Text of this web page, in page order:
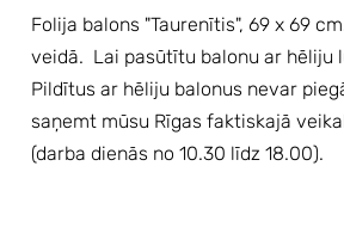
Folija balons "Taurenītis", 69 x 69
veidā. Lai pasūtītu balonu ar hēliju
Pildītus ar hēliju balonus nevar
saņemt mūsu Rīgas faktiskajā
(darba dienās no 10.30 līdz 18.00).